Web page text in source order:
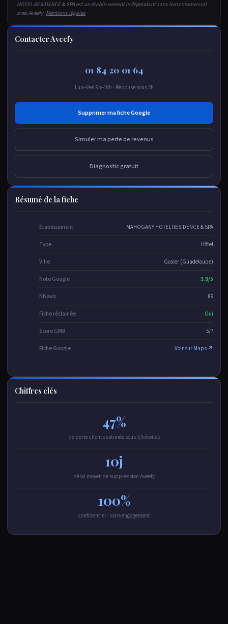
HOTEL RESIDENCE & SPA est un établissement indépendant sans lien commercial
avec Aveefy. Mentions légales
Contacter Aveefy
01 84 20 01 64
Lun–Ven 9h–18h · Réponse sous 2h
Supprimer ma fiche Google
Simuler ma perte de revenus
Diagnostic gratuit
Résumé de la fiche
Établissement MAHOGANY HOTEL RESIDENCE & SPA
Type Hôtel
Ville Gosier (Guadeloupe)
Note Google 3.9/5
Nb avis 89
Fiche réclamée Oui
Score GMB 5/7
Fiche Google Voir sur Maps ↗
Chiffres clés
47%
de perte clients estimée sous 3,5 étoiles
10j
délai moyen de suppression Aveefy
100%
confidentiel · sans engagement